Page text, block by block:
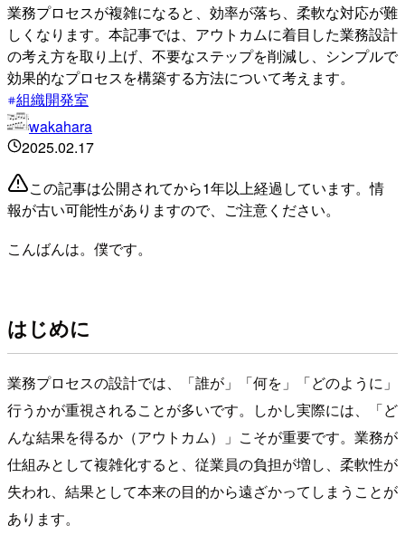
業務プロセスが複雑になると、効率が落ち、柔軟な対応が難
しくなります。本記事では、アウトカムに着目した業務設計
の考え方を取り上げ、不要なステップを削減し、シンプルで
効果的なプロセスを構築する方法について考えます。
組織開発室
wakahara
2025.02.17
この記事は公開されてから1年以上経過しています。情
報が古い可能性がありますので、ご注意ください。
こんばんは。僕です。
はじめに
業務プロセスの設計では、「誰が」「何を」「どのように」
行うかが重視されることが多いです。しかし実際には、「ど
んな結果を得るか（アウトカム）」こそが重要です。業務が
仕組みとして複雑化すると、従業員の負担が増し、柔軟性が
失われ、結果として本来の目的から遠ざかってしまうことが
あります。